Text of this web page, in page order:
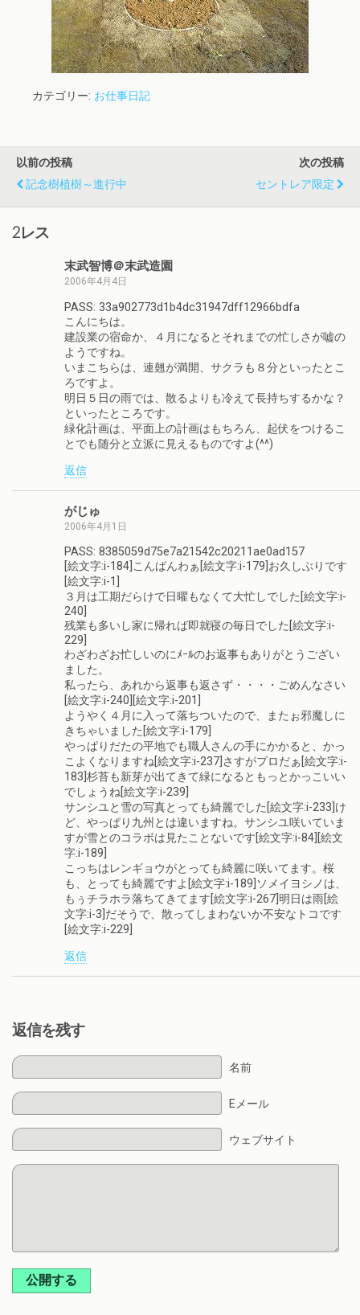
カテゴリー: お仕事日記
以前の投稿
記念樹植樹～進行中
次の投稿
セントレア限定
2レス
末武智博＠末武造園
2006年4月4日
PASS: 33a902773d1b4dc31947dff12966bdfa
こんにちは。
建設業の宿命か、４月になるとそれまでの忙しさが嘘の
ようですね。
いまこちらは、連翹が満開、サクラも８分といったとこ
ろですよ。
明日５日の雨では、散るよりも冷えて長持ちするかな？
といったところです。
緑化計画は、平面上の計画はもちろん、起伏をつけるこ
とでも随分と立派に見えるものですよ(^^)
返信
がじゅ
2006年4月1日
PASS: 8385059d75e7a21542c20211ae0ad157
[絵文字:i-184]こんばんわぁ[絵文字:i-179]お久しぶりです
[絵文字:i-1]
３月は工期だらけで日曜もなくて大忙しでした[絵文字:i-
240]
残業も多いし家に帰れば即就寝の毎日でした[絵文字:i-
229]
わざわざお忙しいのにﾒｰﾙのお返事もありがとうござい
ました。
私ったら、あれから返事も返さず・・・・ごめんなさい
[絵文字:i-240][絵文字:i-201]
ようやく４月に入って落ちついたので、またぉ邪魔しに
きちゃいました[絵文字:i-179]
やっぱりだたの平地でも職人さんの手にかかると、かっ
こよくなりますね[絵文字:i-237]さすがプロだぁ[絵文字:i-
183]杉苔も新芽が出てきて緑になるともっとかっこいい
でしょうね[絵文字:i-239]
サンシユと雪の写真とっても綺麗でした[絵文字:i-233]け
ど、やっぱり九州とは違いますね。サンシユ咲いていま
すが雪とのコラボは見たことないです[絵文字:i-84][絵文
字:i-189]
こっちはレンギョウがとっても綺麗に咲いてます。桜
も、とっても綺麗ですよ[絵文字:i-189]ソメイヨシノは、
もぅチラホラ落ちてきてます[絵文字:i-267]明日は雨[絵
文字:i-3]だそうで、散ってしまわないか不安なトコです
[絵文字:i-229]
返信
返信を残す
名前
Eメール
ウェブサイト
公開する